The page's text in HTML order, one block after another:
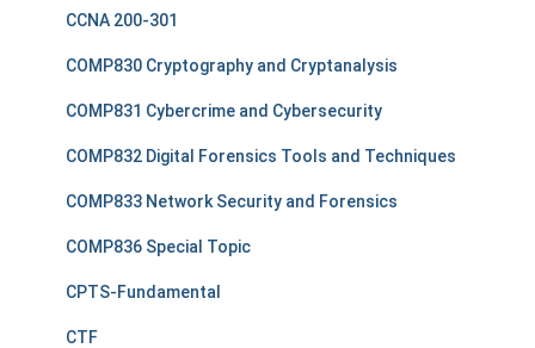
CCNA 200-301
COMP830 Cryptography and Cryptanalysis
COMP831 Cybercrime and Cybersecurity
COMP832 Digital Forensics Tools and Techniques
COMP833 Network Security and Forensics
COMP836 Special Topic
CPTS-Fundamental
CTF